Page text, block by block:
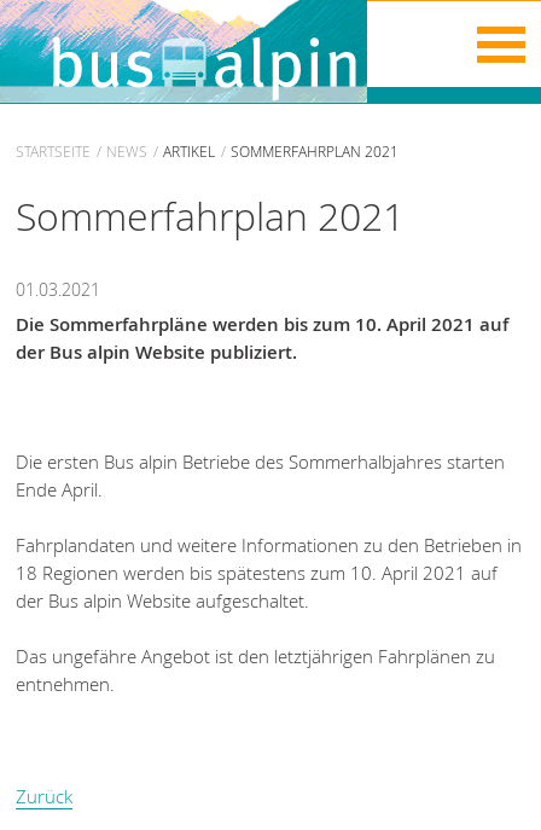
STARTSEITE NEWS ARTIKEL SOMMERFAHRPLAN 2021
Sommerfahrplan 2021
01.03.2021
Die Sommerfahrpläne werden bis zum 10. April 2021 auf
der Bus alpin Website publiziert.
Die ersten Bus alpin Betriebe des Sommerhalbjahres starten
Ende April.
Fahrplandaten und weitere Informationen zu den Betrieben in
18 Regionen werden bis spätestens zum 10. April 2021 auf
der Bus alpin Website aufgeschaltet.
Das ungefähre Angebot ist den letztjährigen Fahrplänen zu
entnehmen.
Zurück